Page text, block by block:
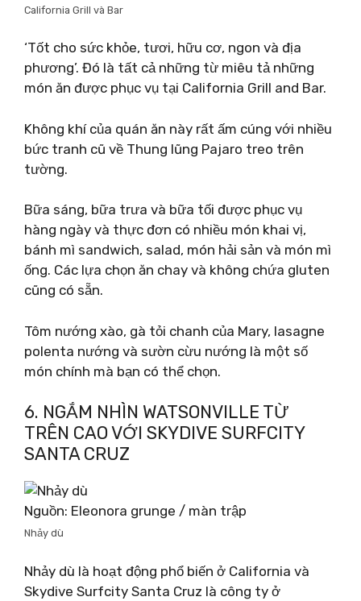
California Grill và Bar
‘Tốt cho sức khỏe, tươi, hữu cơ, ngon và địa
phương’. Đó là tất cả những từ miêu tả những
món ăn được phục vụ tại California Grill and Bar.
Không khí của quán ăn này rất ấm cúng với nhiều
bức tranh cũ về Thung lũng Pajaro treo trên
tường.
Bữa sáng, bữa trưa và bữa tối được phục vụ
hàng ngày và thực đơn có nhiều món khai vị,
bánh mì sandwich, salad, món hải sản và món mì
ống. Các lựa chọn ăn chay và không chứa gluten
cũng có sẵn.
Tôm nướng xào, gà tỏi chanh của Mary, lasagne
polenta nướng và sườn cừu nướng là một số
món chính mà bạn có thể chọn.
6. NGẮM NHÌN WATSONVILLE TỪ
TRÊN CAO VỚI SKYDIVE SURFCITY
SANTA CRUZ
Nguồn: Eleonora grunge / màn trập
Nhảy dù
Nhảy dù là hoạt động phổ biến ở California và
Skydive Surfcity Santa Cruz là công ty ở